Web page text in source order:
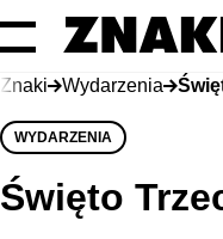
Znaki Wydarzenia
WYDARZENIA
Święto